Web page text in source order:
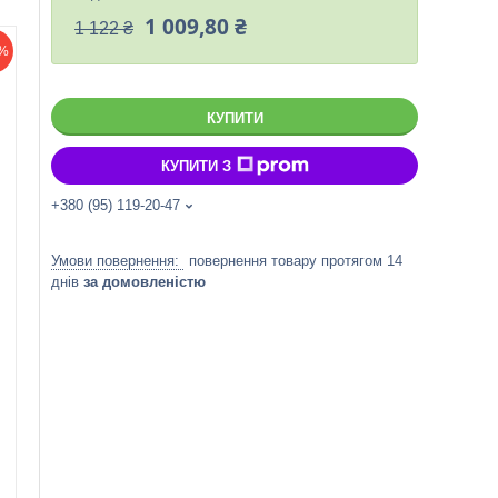
1 122 ₴ 1 009,80 ₴
КУПИТИ
КУПИТИ З
+380 (95) 119-20-47
повернення товару протягом 14
днів за домовленістю